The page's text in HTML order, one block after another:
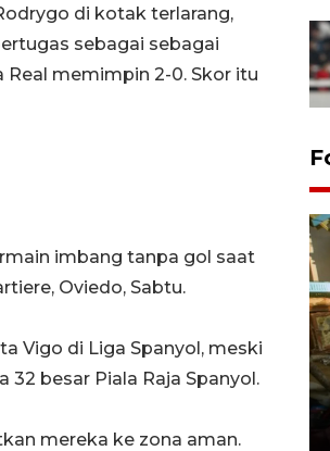
di kotak terlarang,
sebagai sebagai
memimpin 2-0. Skor itu
imbang tanpa gol saat
Oviedo, Sabtu.
Vigo di Liga Spanyol, meski
32 besar Piala Raja Spanyol.
mereka ke zona aman.
Lokasi ledakan bom
14:05